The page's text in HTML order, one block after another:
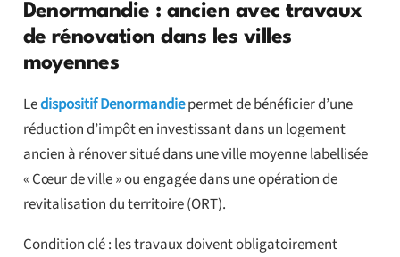
Denormandie : ancien avec travaux
de rénovation dans les villes
moyennes
Ledispositif Denormandiepermet de bénéficier d’une
réduction d’impôt en investissant dans un logement
ancien à rénover situé dans une ville moyenne labellisée
« Cœur de ville » ou engagée dans une opération de
revitalisation du territoire (ORT).
Condition clé : les travaux doivent obligatoirement